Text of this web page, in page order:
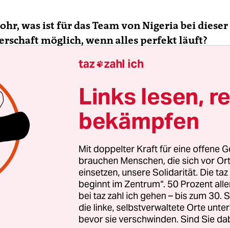
was ist für das Team von Nigeria bei dieser
möglich, wenn alles perfekt läuft?
Unser Team hat das jüngste
Wir wollen lernen und besser werden
in der Lage zu sein, beim Afrika-Cup etwas
jetzt zu fordern, wie es einige Fans tun,
Erreichen des Achtelfinales sind Sie also
schwierig. Schauen Sie sich unsere Gruppe
gegen Kroatien ist kompliziert, danach
der vergangenen
taz zahl ich
Links lesen,
bekämpfen
Mit doppelter Kraft für eine offene
brauchen Menschen, die sich vor
einsetzen, unsere Solidarität. Die
beginnt im Zentrum“. 50 Prozent
bei taz zahl ich gehen – bis zum 30.
die linke, selbstverwaltete Orte
bevor sie verschwinden. Sind Sie